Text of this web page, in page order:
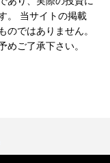
。 当サイトの掲載
ではありません。
ご了承下さい。